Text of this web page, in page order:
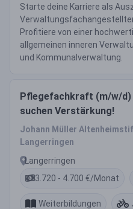
Starte deine Karriere als
Profitiere von einer
allgemeinen inneren
und Kommunalverwaltung.
Pflegefachkraft (m/w/d)
suchen Verstärkung!
Johann Müller
Langerringen
Langerringen
3.720 - 4.700 €/Monat
Weiterbildungen